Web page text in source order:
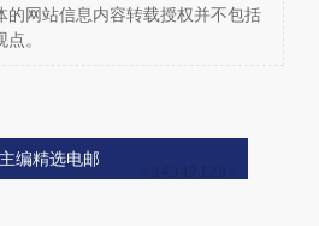
的网站信息内容转载授权并不包括
。
编精选电邮